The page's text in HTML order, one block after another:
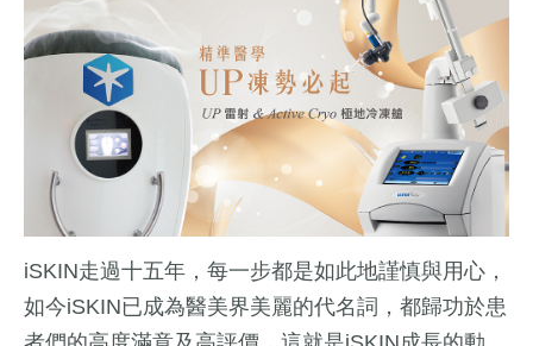
iSKIN走過十五年，每一步都是如此地謹慎與用心，
如今iSKIN已成為醫美界美麗的代名詞，都歸功於患